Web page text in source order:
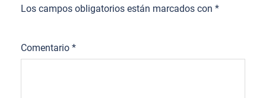
Los campos obligatorios están marcados con *
Comentario *